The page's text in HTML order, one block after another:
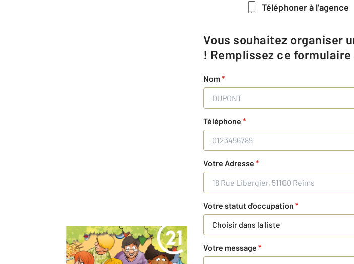
Téléphoner à l'agence
Vous souhaitez organiser une Fête des Voisins ? Nous pouvons vous aider
! Remplissez ce
Nom*
Téléphone *
Votre Adresse *
Votre statut d'occupation *
Choisir dans la liste
Votre message *